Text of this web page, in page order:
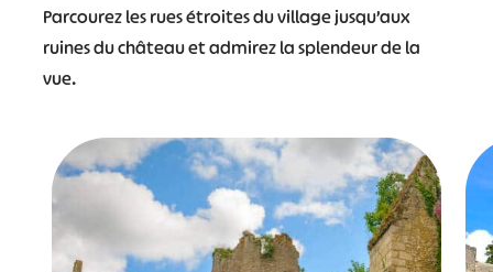
Parcourez les rues étroites du village jusqu’aux
ruines du château et admirez la splendeur de la
vue.